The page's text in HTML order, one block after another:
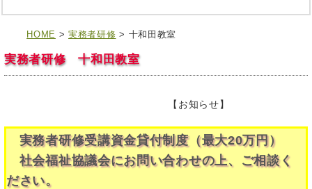
HOME >実務者研修 > 十和田教室
実務者研修 十和田教室
【お知らせ】
実務者研修受講資金貸付制度（最大20万円）
社会福祉協議会にお問い合わせの上、ご相談く
ださい。